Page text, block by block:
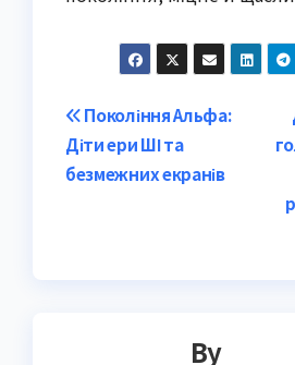
Post
navigation
Покоління Альфа:
Діти ери ШІ та
безмежних екранів
By